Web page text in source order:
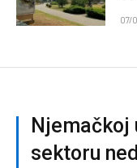
07/
Njemačkoj
sektoru